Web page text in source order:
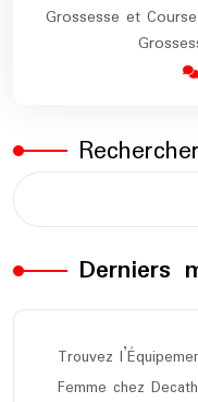
Grossesse et
Rechercher
Derniers
Trouvez
Femme chez